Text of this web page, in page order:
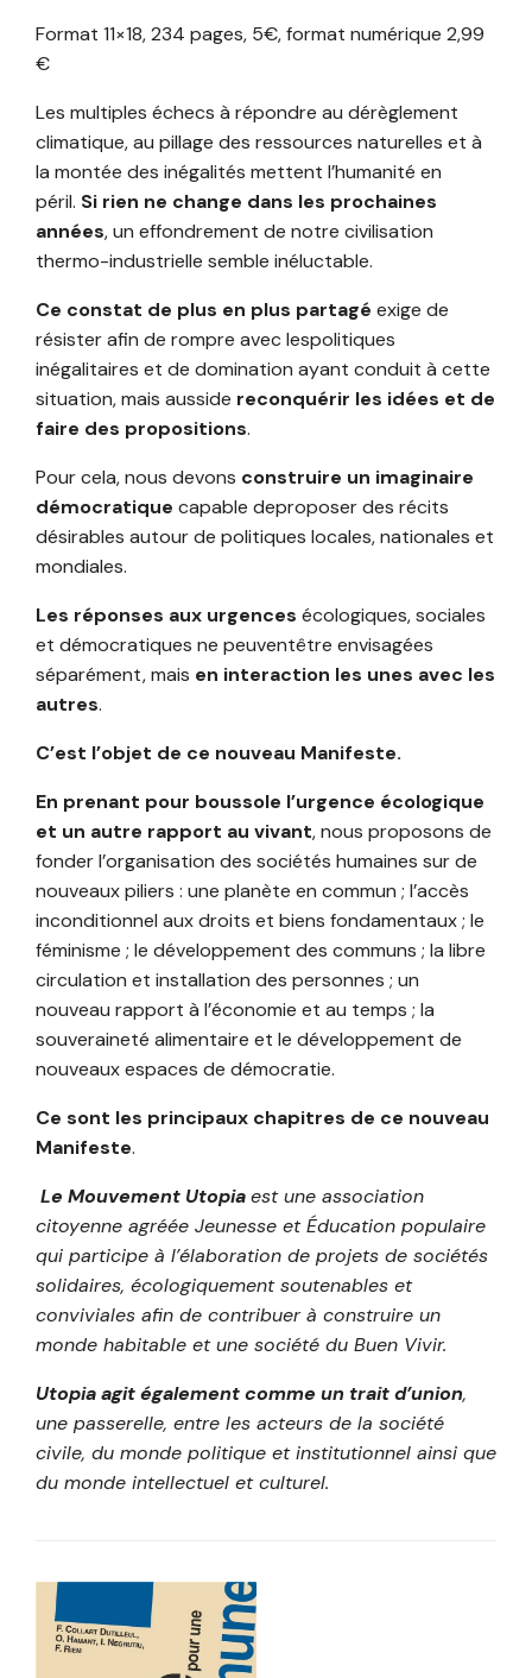
Format 11×18, 234 pages, 5€, format numérique 2,99
€
Les multiples échecs à répondre au dérèglement
climatique, au pillage des ressources naturelles et à
la montée des inégalités mettent l’humanité en
péril. Si rien ne change dans les prochaines
années, un effondrement de notre civilisation
thermo-industrielle semble inéluctable.
Ce constat de plus en plus partagé exige de
résister afin de rompre avec lespolitiques
inégalitaires et de domination ayant conduit à cette
situation, mais ausside reconquérir les idées et de
faire des propositions.
Pour cela, nous devons construire un imaginaire
démocratique capable deproposer des récits
désirables autour de politiques locales, nationales et
mondiales.
Les réponses aux urgences écologiques, sociales
et démocratiques ne peuventêtre envisagées
séparément, mais en interaction les unes avec les
autres.
C’est l’objet de ce nouveau Manifeste.
En prenant pour boussole l’urgence écologique
et un autre rapport au vivant, nous proposons de
fonder l’organisation des sociétés humaines sur de
nouveaux piliers : une planète en commun ; l’accès
inconditionnel aux droits et biens fondamentaux ; le
féminisme ; le développement des communs ; la libre
circulation et installation des personnes ; un
nouveau rapport à l’économie et au temps ; la
souveraineté alimentaire et le développement de
nouveaux espaces de démocratie.
Ce sont les principaux chapitres de ce nouveau
Manifeste.
Le Mouvement Utopiaest une association
citoyenne agréée Jeunesse et Éducation populaire
qui participe à l’élaboration de projets de sociétés
solidaires, écologiquement soutenables et
conviviales afin de contribuer à construire un
monde habitable et une société du Buen Vivir.
Utopia agit également comme un trait d’union,
une passerelle, entre les acteurs de la société
civile, du monde politique et institutionnel ainsi que
du monde intellectuel et culturel.